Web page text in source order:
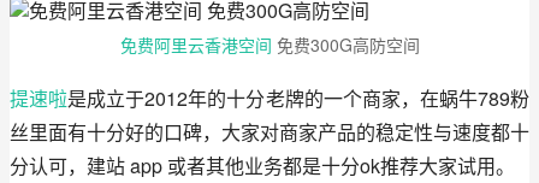
免费阿里云香港空间 免费300G高防空间
提速啦是成立于2012年的十分老牌的一个商家，在蜗牛789粉
丝里面有十分好的口碑，大家对商家产品的稳定性与速度都十
分认可，建站 app 或者其他业务都是十分ok推荐大家试用。